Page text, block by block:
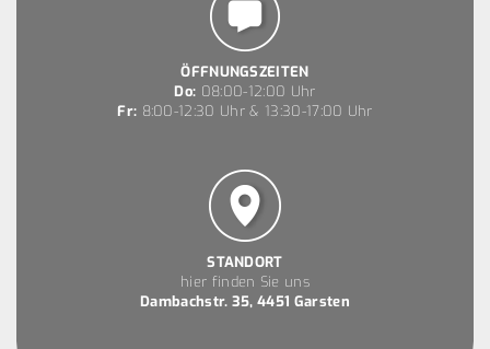
ÖFFNUNGSZEITEN
Do: 08:00-12:00 Uhr
Fr: 8:00-12:30 Uhr & 13:30-17:00 Uhr
STANDORT
hier finden Sie uns
Dambachstr. 35, 4451 Garsten